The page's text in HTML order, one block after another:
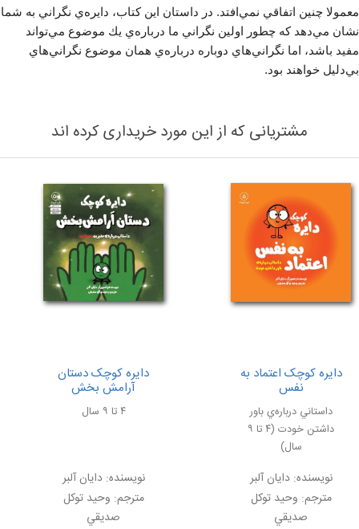
معمولا چنين اتفاقي نمي‌افتد. در داستان اين كتاب، دايره‌ي نگراني به شما
نشان مي‌دهد كه چطور اولين نگراني ما درباره‌ي يك موضوع مي‌تواند
مفيد باشد، اما نگراني‌هاي دوباره درباره‌ي همان موضوع نگراني‌هاي
بي‌دليل خواهند بود.
مشتریانی که از این مورد خریداری کرده اند
دایره کوچک اعتماد به
نفس
داستاني درباره‌ي باور
داشتن خودت (۴ تا ۹
سال)
نویسنده:دايان آلبر
مترجم: وحيد توكل
صديقي
دایره کوچک دستان
آرامش بخش
۴ تا ۹ سال
نویسنده:دايان آلبر
مترجم: وحيد توكل
صديقي